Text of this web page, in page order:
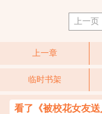
上一页
上一章
临时书架
看了《被校花女友